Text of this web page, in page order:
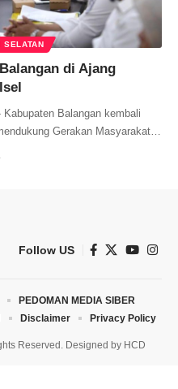
SELATAN
di Ajang
Balangan kembali
Gerakan Masyarakat…
Follow US
Reserved. Designed by HCD
PEDOMAN MEDIA SIBER
Disclaimer Privacy Policy